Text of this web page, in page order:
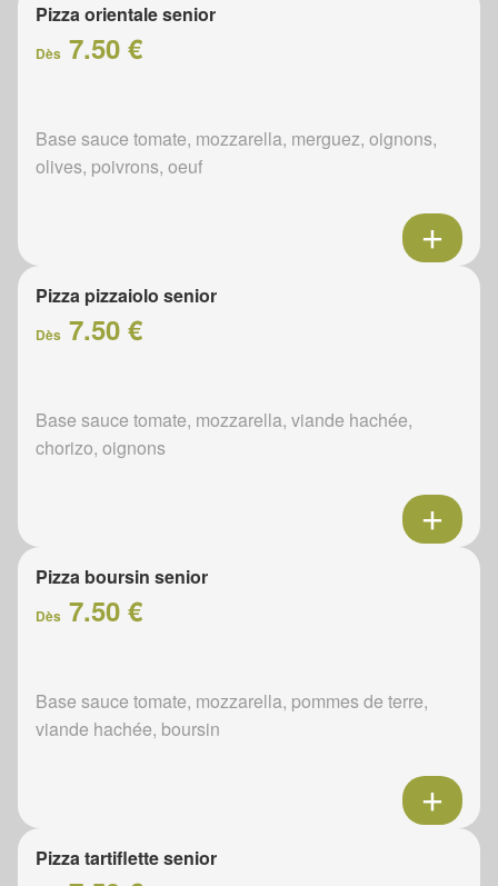
Pizza orientale senior
Dès 7.50 €
Base sauce tomate, mozzarella, merguez, oignons,
olives, poivrons, oeuf
Pizza pizzaiolo senior
Dès 7.50 €
Base sauce tomate, mozzarella, viande hachée,
chorizo, oignons
Pizza boursin senior
Dès 7.50 €
Base sauce tomate, mozzarella, pommes de terre,
viande hachée, boursin
Pizza tartiflette senior